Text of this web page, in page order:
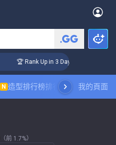
🏆 Rank Up in 3 Days! Challenger
N 造型排行榜排行榜 職業對戰觀賽
我的頁面
（前 1.7%）